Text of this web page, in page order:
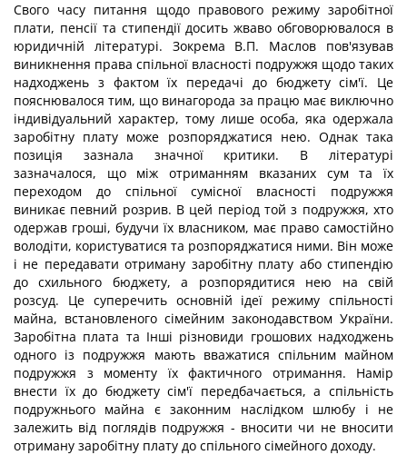
Свого часу питання щодо правового режиму заробітної
плати, пенсії та стипендії досить жваво обговорювалося в
юридичній літературі. Зокрема В.П. Маслов пов'язував
виникнення права спільної власності подружжя щодо таких
надходжень з фактом їх передачі до бюджету сім'ї. Це
пояснювалося тим, що винагорода за працю має виключно
індивідуальний характер, тому лише особа, яка одержала
заробітну плату може розпоряджатися нею. Однак така
позиція зазнала значної критики. В літературі
зазначалося, що між отриманням вказаних сум та їх
переходом до спільної сумісної власності подружжя
виникає певний розрив. В цей період той з подружжя, хто
одержав гроші, будучи їх власником, має право самостійно
володіти, користуватися та розпоряджатися ними. Він може
і не передавати отриману заробітну плату або стипендію
до схильного бюджету, а розпорядитися нею на свій
розсуд. Це суперечить основній ідеї режиму спільності
майна, встановленого сімейним законодавством України.
Заробітна плата та Інші різновиди грошових надходжень
одного із подружжя мають вважатися спільним майном
подружжя з моменту їх фактичного отримання. Намір
внести їх до бюджету сім'ї передбачається, а спільність
подружнього майна є законним наслідком шлюбу і не
залежить від поглядів подружжя - вносити чи не вносити
отриману заробітну плату до спільного сімейного доходу.